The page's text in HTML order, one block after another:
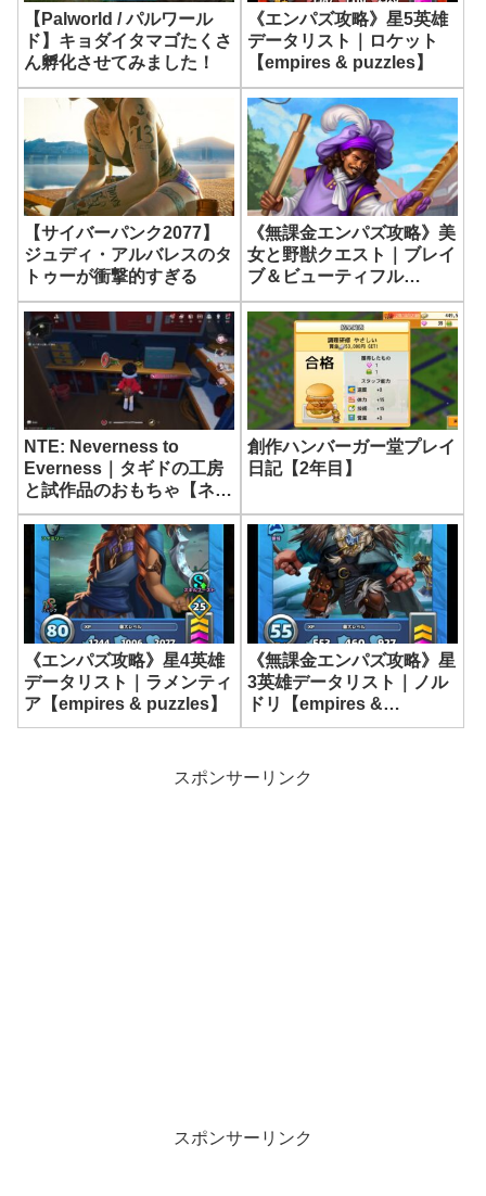
【Palworld / パルワール
ド】キョダイタマゴたくさ
ん孵化させてみました！
《エンパズ攻略》星5英雄
データリスト｜ロケット
【empires & puzzles】
【サイバーパンク2077】
ジュディ・アルバレスのタ
トゥーが衝撃的すぎる
《無課金エンパズ攻略》美
女と野獣クエスト｜ブレイ
ブ＆ビューティフル
【empires & puzzles】
NTE: Neverness to
Everness｜タギドの工房
と試作品のおもちゃ【ネバ
エバ】
創作ハンバーガー堂プレイ
日記【2年目】
《エンパズ攻略》星4英雄
データリスト｜ラメンティ
ア【empires & puzzles】
《無課金エンパズ攻略》星
3英雄データリスト｜ノル
ドリ【empires &
puzzles】
スポンサーリンク
スポンサーリンク